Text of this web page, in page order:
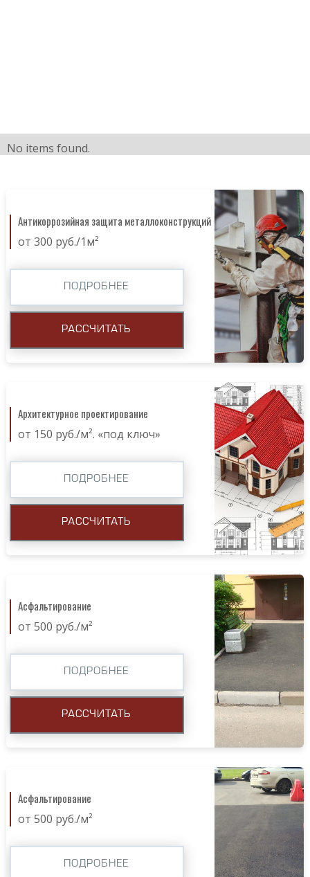
No items found.
Антикоррозийная защита металлоконструкций
от 300 руб./1м²
ПОДРОБНЕЕ
РАССЧИТАТЬ
Архитектурное проектирование
от 150 руб./м². «под ключ»
ПОДРОБНЕЕ
РАССЧИТАТЬ
Асфальтирование
от 500 руб./м²
ПОДРОБНЕЕ
РАССЧИТАТЬ
Асфальтирование
от 500 руб./м²
ПОДРОБНЕЕ